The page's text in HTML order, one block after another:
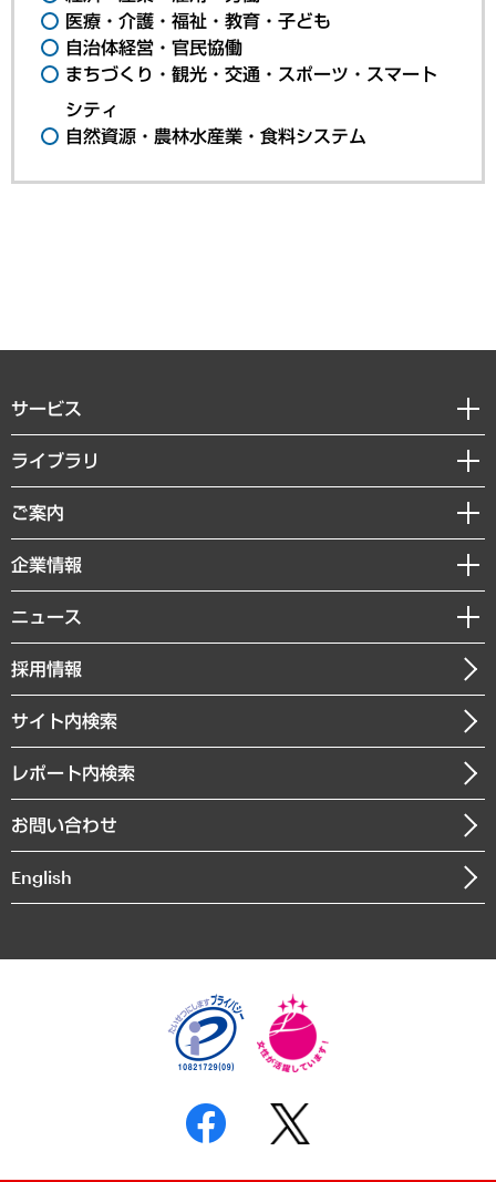
医療・介護・福祉・教育・子ども
自治体経営・官民協働
まちづくり・観光・交通・スポーツ・スマート
シティ
自然資源・農林水産業・食料システム
サービス
経営戦略
組織・人事戦略
デジタルイノベーション
共生・ダイバーシティ
GRC（ガバナンス・リスク・コンプライアンス）・防災（政策）
経済・産業・雇用・労働
まちづくり・観光・交通・スポーツ・スマートシティ
自然資源・農林水産業・食料システム
ライブラリ
経済調査
レポート
コラム
経営用語集
受託・受注実績（官公庁関連）
メディア掲載・出演
ご案内
セミナー・イベント情報
MUFGビジネスセミナー
受託案件情報
企業情報
私たちの想い
社長メッセージ
会社概要
沿革
組織図・本部部室紹介
インドネシア現地法人
個人情報保護方針
反社会的勢力に対する基本方針
ニュース
ニュースリリース
お知らせ
採用情報
サイト内検索
レポート内検索
お問い合わせ
English